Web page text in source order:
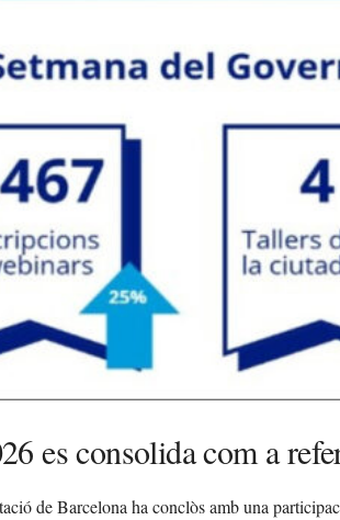
es consolida com a
de Barcelona ha conclòs amb una